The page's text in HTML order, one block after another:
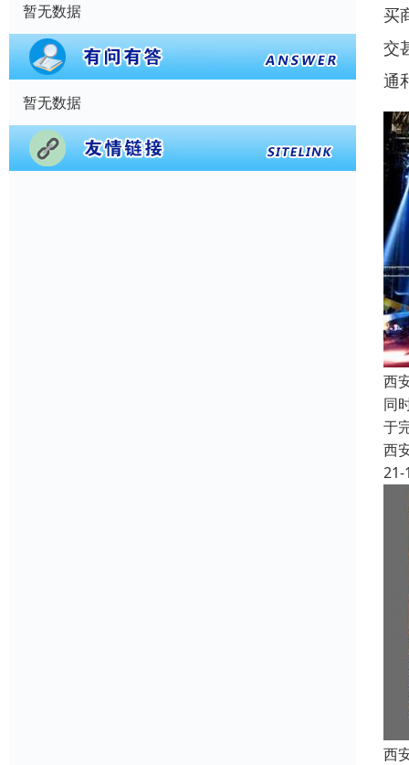
暂无数据
暂无数据
买
交
通
西
同
于
西
21-
西